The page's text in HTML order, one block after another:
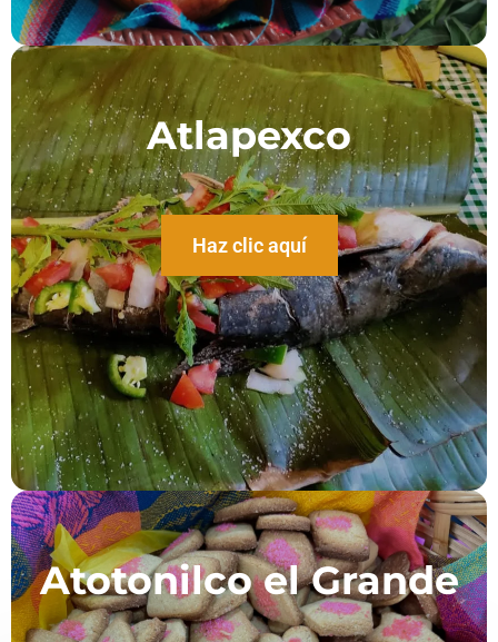
Atlapexco
Haz clic aquí
Atotonilco el Grande